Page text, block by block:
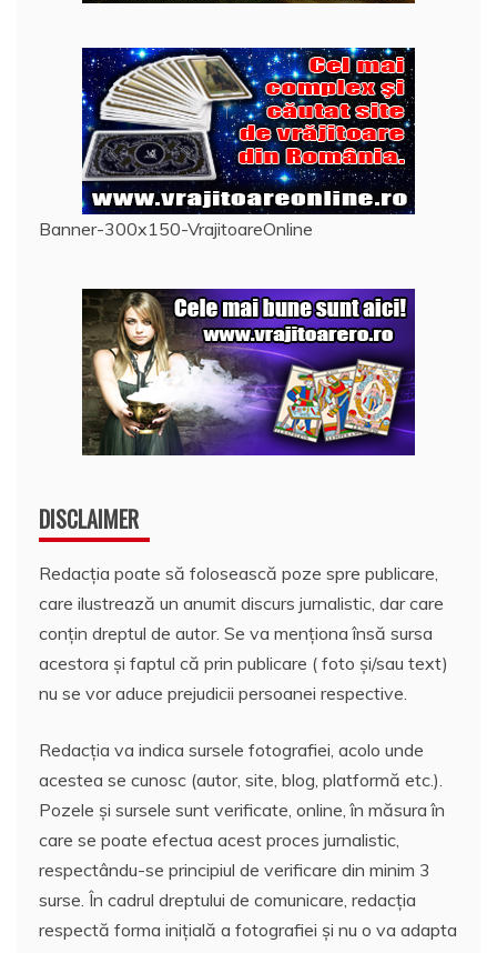
Banner-300x150-VrajitoareOnline
DISCLAIMER
Redacția poate să folosească poze spre publicare,
care ilustrează un anumit discurs jurnalistic, dar care
conțin dreptul de autor. Se va menționa însă sursa
acestora și faptul că prin publicare ( foto și/sau text)
nu se vor aduce prejudicii persoanei respective.
Redacția va indica sursele fotografiei, acolo unde
acestea se cunosc (autor, site, blog, platformă etc.).
Pozele și sursele sunt verificate, online, în măsura în
care se poate efectua acest proces jurnalistic,
respectându-se principiul de verificare din minim 3
surse. În cadrul dreptului de comunicare, redacția
respectă forma inițială a fotografiei și nu o va adapta